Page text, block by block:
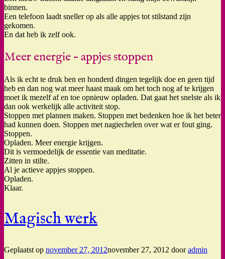
binnen.
Een telefoon laadt sneller op als alle appjes tot stilstand zijn
gekomen.
En dat heb ik zelf ook.
Meer energie – appjes stoppen
Als ik echt te druk ben en honderd dingen tegelijk doe en geen tijd
heb en dan nog wat meer haast maak om het toch nog af te krijgen
moet ik mezelf af en toe opnieuw opladen. Dat gaat het snelste als ik
dan ook werkelijk alle activiteit stop.
Stoppen met plannen maken. Stoppen met bedenken hoe ik het beter
had kunnen doen. Stoppen met nagiechelen over wat er fout ging.
Stoppen.
Opladen. Meer energie krijgen.
Dit is vermoedelijk de essentie van meditatie.
Zitten in stilte.
Al je actieve appjes stoppen.
Opladen.
Klaar.
Magisch werk
Geplaatst op november 27, 2012november 27, 2012 dooradmin